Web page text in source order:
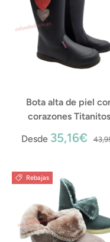
Bota alta de piel
corazones Titanitos
Desde 35,16€
Rebajas